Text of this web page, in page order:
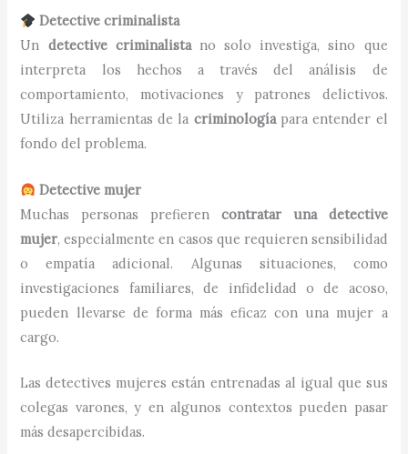
Detective criminalista
Un detective criminalistano solo investiga, sino que
interpreta los hechos a través del análisis de
comportamiento, motivaciones y patrones delictivos.
Utiliza herramientas de la criminologíapara entender el
fondo del problema.
Detective mujer
Muchas personas prefieren contratar una detective
mujer, especialmente en casos que requieren sensibilidad
o empatía adicional. Algunas situaciones, como
investigaciones familiares, de infidelidad o de acoso,
pueden llevarse de forma más eficaz con una mujer a
cargo.
Las detectives mujeres están entrenadas al igual que sus
colegas varones, y en algunos contextos pueden pasar
más desapercibidas.